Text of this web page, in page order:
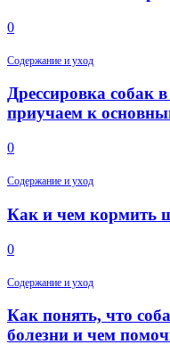
0
Содержание и уход
Дрессировка собак
приучаем к
0
Содержание и уход
Как и чем кормить
0
Содержание и уход
Как понять, что
болезни и чем